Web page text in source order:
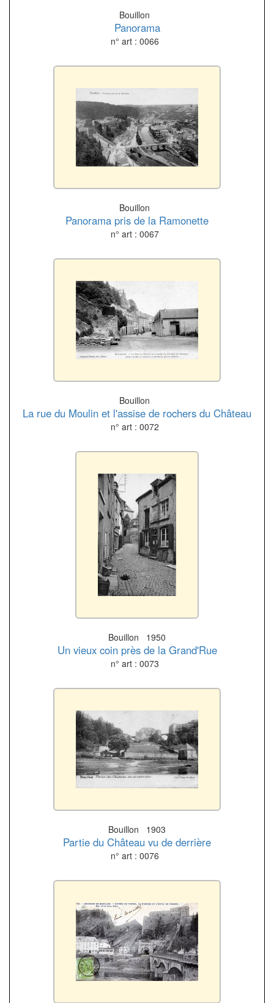
Bouillon
Panorama
n° art : 0066
Bouillon
Panorama pris de la Ramonette
n° art : 0067
Bouillon
La rue du Moulin et l'assise de rochers du Château
n° art : 0072
Bouillon 1950
Un vieux coin près de la Grand'Rue
n° art : 0073
Bouillon 1903
Partie du Château vu de derrière
n° art : 0076